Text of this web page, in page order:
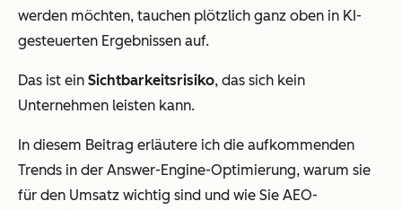
werden möchten, tauchen plötzlich ganz oben in KI-
gesteuerten Ergebnissen auf.
Das ist ein Sichtbarkeitsrisiko, das sich kein
Unternehmen leisten kann.
In diesem Beitrag erläutere ich die aufkommenden
Trends in der Answer-Engine-Optimierung, warum sie
für den Umsatz wichtig sind und wie Sie AEO-